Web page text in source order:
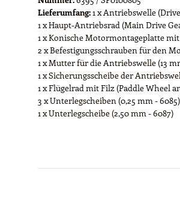
Lieferumfang:1 x Antriebswelle
1 x Haupt-Antriebsrad (Main Drive
1 x Konische Motormontageplatte mit
2 x Befestigungsschrauben für den
1 x Mutter für die Antriebswelle (13
1 x Sicherungsscheibe der
1 x Flügelrad mit Filz (Paddle Wheel
3 x Unterlegscheiben (0,25 mm - 6085)
1 x Unterlegscheibe (2,50 mm - 6087)